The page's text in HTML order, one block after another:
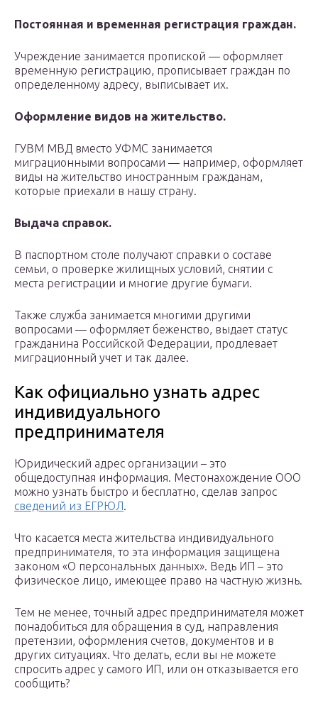
Постоянная и временная регистрация граждан.
Учреждение занимается пропиской — оформляет
временную регистрацию, прописывает граждан по
определенному адресу, выписывает их.
Оформление видов на жительство.
ГУВМ МВД вместо УФМС занимается
миграционными вопросами — например, оформляет
виды на жительство иностранным гражданам,
которые приехали в нашу страну.
Выдача справок.
В паспортном столе получают справки о составе
семьи, о проверке жилищных условий, снятии с
места регистрации и многие другие бумаги.
Также служба занимается многими другими
вопросами — оформляет беженство, выдает статус
гражданина Российской Федерации, продлевает
миграционный учет и так далее.
Как официально узнать адрес
индивидуального
предпринимателя
Юридический адрес организации – это
общедоступная информация. Местонахождение ООО
можно узнать быстро и бесплатно, сделав запрос
сведений из ЕГРЮЛ.
Что касается места жительства индивидуального
предпринимателя, то эта информация защищена
законом «О персональных данных». Ведь ИП – это
физическое лицо, имеющее право на частную жизнь.
Тем не менее, точный адрес предпринимателя может
понадобиться для обращения в суд, направления
претензии, оформления счетов, документов и в
других ситуациях. Что делать, если вы не можете
спросить адрес у самого ИП, или он отказывается его
сообщить?